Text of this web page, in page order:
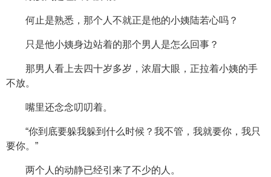
何止是熟悉，那个人不就正是他的小姨陆若心吗？
只是他小姨身边站着的那个男人是怎么回事？
那男人看上去四十岁多岁，浓眉大眼，正拉着小姨的手
不放。
嘴里还念念叨叨着。
“你到底要躲我躲到什么时候？我不管，我就要你，我只
要你。”
两个人的动静已经引来了不少的人。